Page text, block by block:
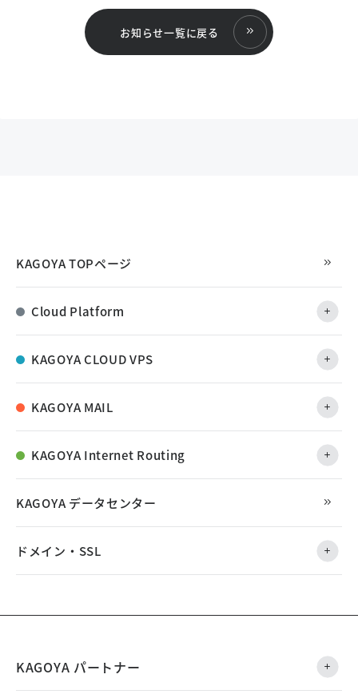
お知らせ一覧に戻る
KAGOYA TOPページ
Cloud Platform
KAGOYA CLOUD VPS
KAGOYA MAIL
KAGOYA Internet Routing
KAGOYA データセンター
ドメイン・SSL
KAGOYA パートナー